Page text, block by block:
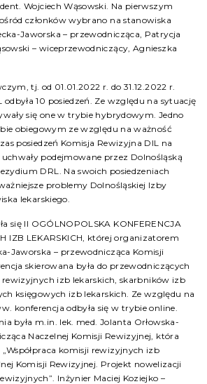
Wojciech Wąsowski. Na pierwszym
członków wybrano na stanowiska
Jaworska – przewodnicząca, Patrycja
– wiceprzewodniczący, Agnieszka
tj. od 01.01.2022 r. do 31.12.2022 r.
10 posiedzeń. Ze względu na sytuację
się one w trybie hybrydowym. Jedno
obiegowym ze względu na ważność
posiedzeń Komisja Rewizyjna DIL na
podejmowane przez Dolnośląską
DRL. Na swoich posiedzeniach
problemy Dolnośląskiej Izby
lekarskiego.
się II OGÓLNOPOLSKA KONFERENCJA
IZB LEKARSKICH, której organizatorem
Jaworska – przewodnicząca Komisji
skierowana była do przewodniczących
rewizyjnych izb lekarskich, skarbników izb
księgowych izb lekarskich. Ze względu na
konferencja odbyła się w trybie online.
była m.in. lek. med. Jolanta Orłowska-
Naczelnej Komisji Rewizyjnej, która
komisji rewizyjnych izb
Komisji Rewizyjnej. Projekt nowelizacji
Inżynier Maciej Koziejko –